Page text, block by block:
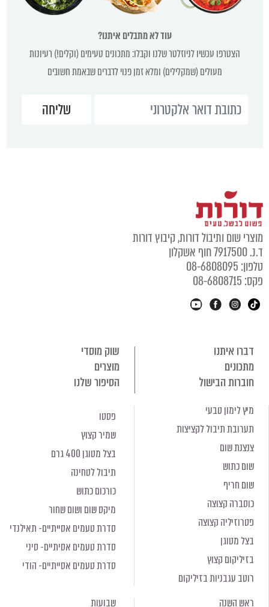
עוד לא מתבלים איתנו?
הצטרפו עכשיו לניוזלטר שלנו וקבלו: מתכונים טעימים (וקלים!) רעיונות
מעולים (שמקלילים) ומלא זמן פנוי לדברים שבאמת חשובים
מוצרי שום ותיבול דורות, קיבוץ דורות
ד.נ. 7917500 חוף אשקלון
טלפון: 08-6808095
פקס: 08-6808715
דברו איתנו
שוק מוסדי
מתכונים
מוצרים
חוברות הבישול
הסיפור שלנו
מיץ לימון טבעי
תערובת תיבול לקציצות
צנצנת שום
שום כתוש
שום חריף
כוסברה קצוצה
פטרוזיליה קצוצה
בצל מטוגן
בזיליקום קצוץ
רוטב עגבניות בזיליקום
פסטו
שמיר קצוץ
בצל מטוגן 400 גרם
תיבול לטחינה
כורכום כתוש
מיקס שום ושום שחור
סדרת טעמים אסייתיים- תאילנדי
סדרת טעמים אסיתיים- סיני
סדרת טעמים אסייתיים- הודי
ראש השנה שבועות